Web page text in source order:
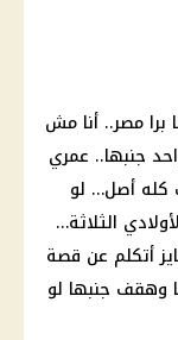
مصر.. أنا مش
جنبها.. عمري
كله أصل… لو
الثلاثة…
أتكلم عن قصة
وهقف جنبها لو